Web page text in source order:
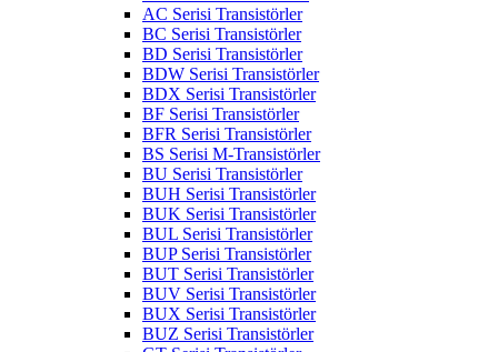
AC Serisi Transistörler
BC Serisi Transistörler
BD Serisi Transistörler
BDW Serisi Transistörler
BDX Serisi Transistörler
BF Serisi Transistörler
BFR Serisi Transistörler
BS Serisi M-Transistörler
BU Serisi Transistörler
BUH Serisi Transistörler
BUK Serisi Transistörler
BUL Serisi Transistörler
BUP Serisi Transistörler
BUT Serisi Transistörler
BUV Serisi Transistörler
BUX Serisi Transistörler
BUZ Serisi Transistörler